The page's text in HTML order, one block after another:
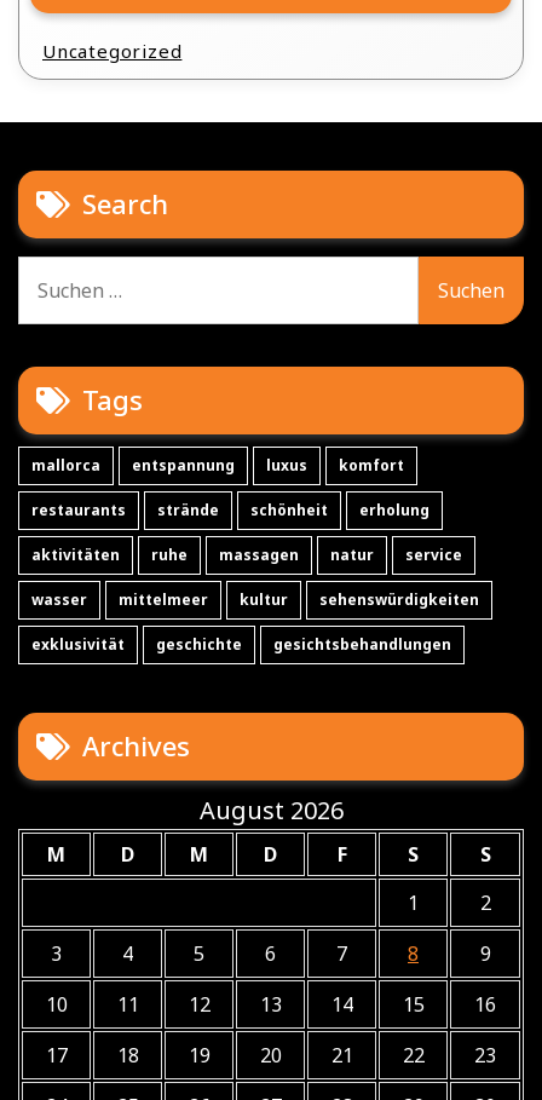
Uncategorized
Search
nach:
Tags
mallorca entspannung luxus komfort
restaurants strände schönheit erholung
aktivitäten ruhe massagen natur service
wasser mittelmeer kultur sehenswürdigkeiten
exklusivität geschichte gesichtsbehandlungen
Archives
August 2026
M D M D F S
S
1
2
3
4 5 6 7 8
9
10
11 12 13 14 15
16
17
18 19 20 21 22
23